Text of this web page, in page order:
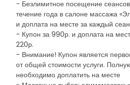
- Безлимитное посещение
течение года в салоне массажа
и доплата на месте за каждый
- Купон за 990р. и доплата на
220р.
- Внимание! Купон является
от общей стоимости услуги.
необходимо доплатить на месте